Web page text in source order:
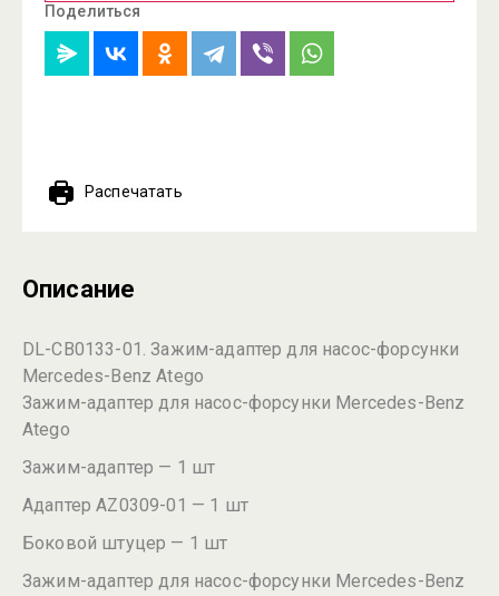
Поделиться
Распечатать
Описание
DL-CB0133-01. Зажим-адаптер для насос-форсунки
Mercedes-Benz Atego
Зажим-адаптер для насос-форсунки Mercedes-Benz
Atego
Зажим-адаптер — 1 шт
Адаптер AZ0309-01 — 1 шт
Боковой штуцер — 1 шт
Зажим-адаптер для насос-форсунки Mercedes-Benz